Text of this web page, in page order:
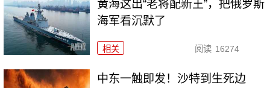
黄海这出“老将配新王”，把俄罗斯
海军看沉默了
相关 阅读 16274
中东一触即发！沙特到生死边